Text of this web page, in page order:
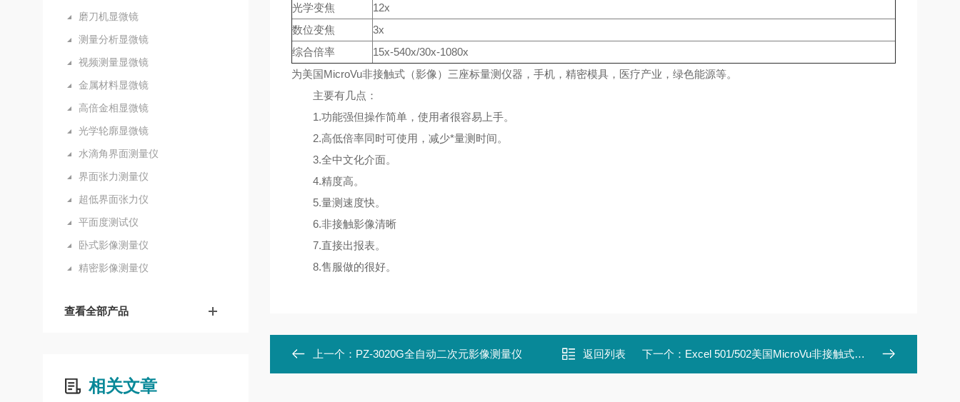
磨刀机显微镜
测量分析显微镜
视频测量显微镜
金属材料显微镜
高倍金相显微镜
光学轮廓显微镜
水滴角界面测量仪
界面张力测量仪
超低界面张力仪
平面度测试仪
卧式影像测量仪
精密影像测量仪
查看全部产品
相关文章
光学变焦
12x
数位变焦
3x
综合倍率
15x-540x/30x-1080x
为美国MicroVu非接触式（影像）三座标量测仪器，手机，精密模具，医疗产业，绿色能源等。
主要有几点：
1.功能强但操作简单，使用者很容易上手。
2.高低倍率同时可使用，减少*量测时间。
3.全中文化介面。
4.精度高。
5.量测速度快。
6.非接触影像清晰
7.直接出报表。
8.售服做的很好。
上一个： PZ-3020G全自动二次元影像测量仪 返回列表 下一个： Excel 501/502美国MicroVu非接触式三坐标测量仪